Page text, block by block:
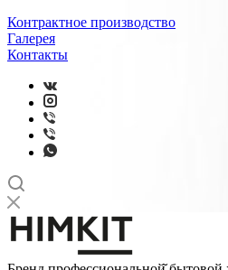
Контрактное производство
Галерея
Контакты